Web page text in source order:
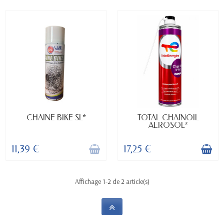
INDISPONIBLE
CHAINE BIKE SL*
11,39 €
DISPONIBLE
TOTAL CHAINOIL
AEROSOL*
17,25 €
Affichage 1-2 de 2 article(s)